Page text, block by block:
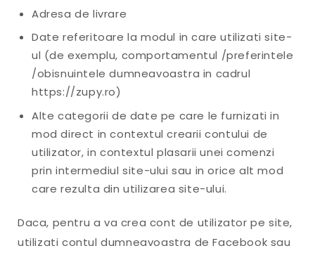
Adresa de livrare
Date referitoare la modul in care utilizati site-
ul (de exemplu, comportamentul /preferintele
/obisnuintele dumneavoastra in cadrul
https://zupy.ro)
Alte categorii de date pe care le furnizati in
mod direct in contextul crearii contului de
utilizator, in contextul plasarii unei comenzi
prin intermediul site-ului sau in orice alt mod
care rezulta din utilizarea site-ului.
Daca, pentru a va crea cont de utilizator pe site,
utilizati contul dumneavoastra de Facebook sau